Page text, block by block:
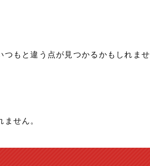
もと違う点が見つかるかもしれませ
せん。